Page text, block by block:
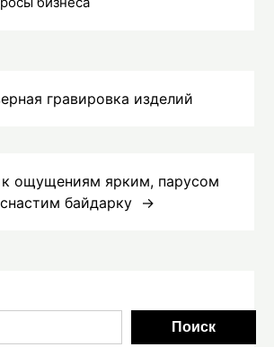
гравировка изделий
ощущениям ярким, парусом
байдарку
Поиск